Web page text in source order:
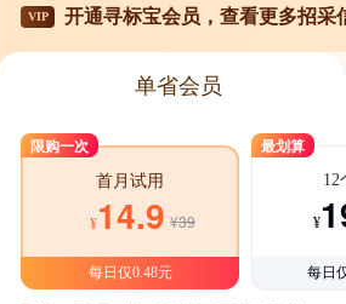
VIP 开通寻标宝会员，查看更多招采
单省会员
限购一次
首月试用
¥14.9 ¥39
每日仅0.48元
最划算
12
¥
每日